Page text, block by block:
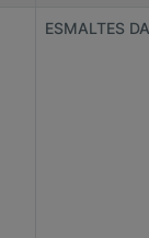
ESMALTES